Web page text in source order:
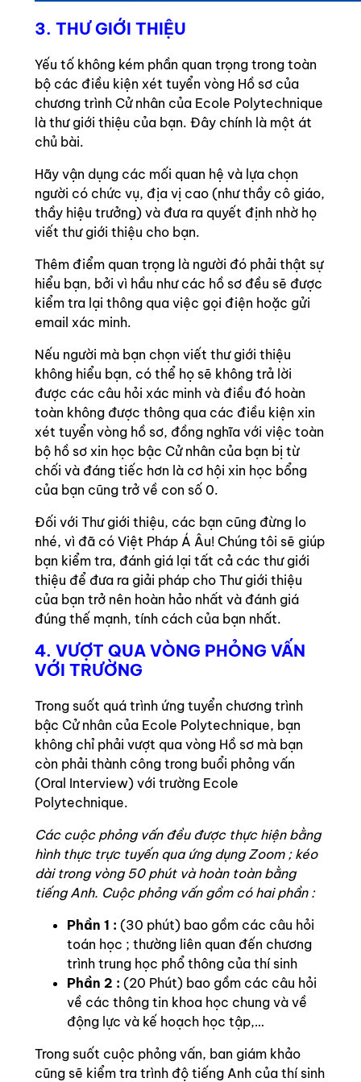
3. THƯ GIỚI THIỆU
Yếu tố không kém phần quan trọng trong toàn
bộ các điều kiện xét tuyển vòng Hồ sơ của
chương trình Cử nhân của Ecole Polytechnique
là thư giới thiệu của bạn. Đây chính là một át
chủ bài.
Hãy vận dụng các mối quan hệ và lựa chọn
người có chức vụ, địa vị cao (như thầy cô giáo,
thầy hiệu trưởng) và đưa ra quyết định nhờ họ
viết thư giới thiệu cho bạn.
Thêm điểm quan trọng là người đó phải thật sự
hiểu bạn, bởi vì hầu như các hồ sơ đều sẽ được
kiểm tra lại thông qua việc gọi điện hoặc gửi
email xác minh.
Nếu người mà bạn chọn viết thư giới thiệu
không hiểu bạn, có thể họ sẽ không trả lời
được các câu hỏi xác minh và điều đó hoàn
toàn không được thông qua các điều kiện xin
xét tuyển vòng hồ sơ, đồng nghĩa với việc toàn
bộ hồ sơ xin học bậc Cử nhân của bạn bị từ
chối và đáng tiếc hơn là cơ hội xin học bổng
của bạn cũng trở về con số 0.
Đối với Thư giới thiệu, các bạn cũng đừng lo
nhé, vì đã có Việt Pháp Á Âu! Chúng tôi sẽ giúp
bạn kiểm tra, đánh giá lại tất cả các thư giới
thiệu để đưa ra giải pháp cho Thư giới thiệu
của bạn trở nên hoàn hảo nhất và đánh giá
đúng thế mạnh, tính cách của bạn nhất.
4. VƯỢT QUA VÒNG PHỎNG VẤN
VỚI TRƯỜNG
Trong suốt quá trình ứng tuyển chương trình
bậc Cử nhân của Ecole Polytechnique, bạn
không chỉ phải vượt qua vòng Hồ sơ mà bạn
còn phải thành công trong buổi phỏng vấn
(Oral Interview) với trường Ecole
Polytechnique.
Các cuộc phỏng vấn đều được thực hiện bằng
hình thực trực tuyến qua ứng dụng Zoom ; kéo
dài trong vòng 50 phút và hoàn toàn bằng
tiếng Anh. Cuộc phỏng vấn gồm có hai phần :
Phần 1 : (30 phút) bao gồm các câu hỏi
toán học ; thường liên quan đến chương
trình trung học phổ thông của thí sinh
Phần 2 : (20 Phút) bao gồm các câu hỏi
về các thông tin khoa học chung và về
động lực và kế hoạch học tập,…
Trong suốt cuộc phỏng vấn, ban giám khảo
cũng sẽ kiểm tra trình độ tiếng Anh của thí sinh